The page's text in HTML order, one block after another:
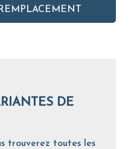
trouverez toutes les